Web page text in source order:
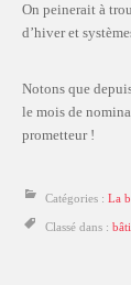
On peinerait à
d’hiver et
Notons que
le mois de
prometteur !
Catégories : La
Classé dans :